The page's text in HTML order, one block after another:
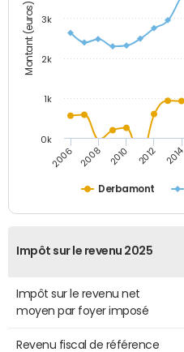
Montant (euros)
Derbamont
2006 2008 2010 2012 2014
0k
1k
2k
3k
Impôt sur le revenu 2025
Impôt sur le revenu net
moyen par foyer imposé
Revenu fiscal de référence